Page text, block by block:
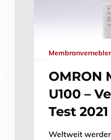
Membranvernebler
OMRON
U100 –
Test 2021
Weltweit